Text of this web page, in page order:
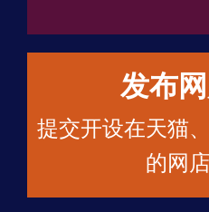
发布
提交开设在天猫
的网店